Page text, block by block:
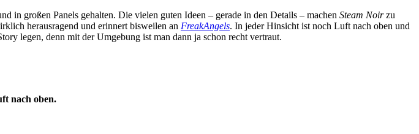
in großen Panels gehalten. Die vielen guten Ideen – gerade in den Details – machen Steam Noirzu
herausragend und erinnert bisweilen an FreakAngels. In jeder Hinsicht ist noch Luft nach oben und
legen, denn mit der Umgebung ist man dann ja schon recht vertraut.
nach oben.